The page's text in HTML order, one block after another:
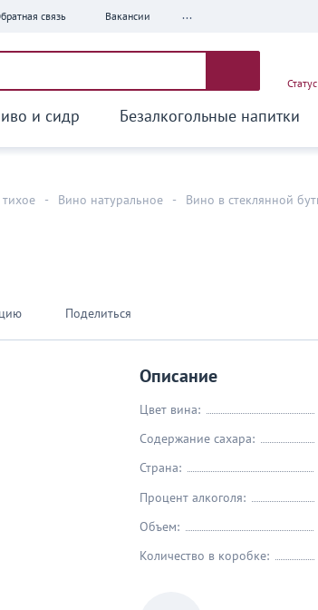
связь Вакансии ...
и сидр Безалкогольные напитки
- Вино натуральное - Вино в стеклянной
Поделиться
Описание
Цвет вина:
Содержание сахара:
Страна:
Процент алкоголя:
Объем:
Количество в коробке: